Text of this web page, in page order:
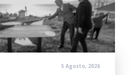
5 Agosto, 2026